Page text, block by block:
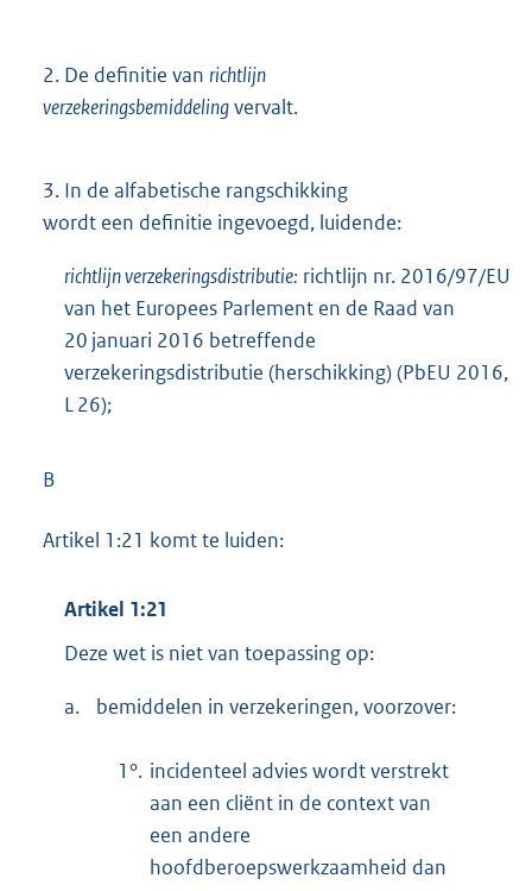
2. De definitie van richtlijn
verzekeringsbemiddelingvervalt.
3. In de alfabetische rangschikking
wordt een definitie ingevoegd, luidende:
richtlijn verzekeringsdistributie: richtlijn nr. 2016/97/EU
van het Europees Parlement en de Raad van
20 januari 2016 betreffende
verzekeringsdistributie (herschikking) (PbEU 2016,
L 26);
B
Artikel 1:21 komt te luiden:
Artikel 1:21
Deze wet is niet van toepassing op:
a. bemiddelen in verzekeringen, voorzover:
1°. incidenteel advies wordt verstrekt
aan een cliënt in de context van
een andere
hoofdberoepswerkzaamheid dan